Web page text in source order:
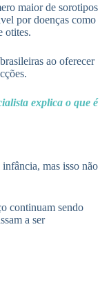
maior de sorotipos
por doenças como
otites.
ao oferecer
explica o que é
mas isso não
continuam sendo
a ser